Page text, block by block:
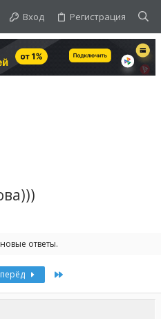
Вход Регистрация
ответы.